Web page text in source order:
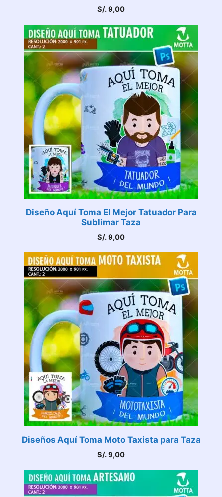
S/.9,00
Diseño Aquí Toma El Mejor Tatuador Para
Sublimar Taza
S/.9,00
Diseños Aquí Toma Moto Taxista para Taza
S/.9,00